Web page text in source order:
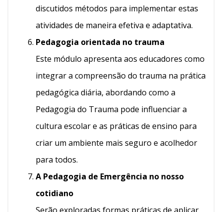
discutidos métodos para implementar estas
atividades de maneira efetiva e adaptativa.
Pedagogia orientada no trauma
Este módulo apresenta aos educadores como
integrar a compreensão do trauma na prática
pedagógica diária, abordando como a
Pedagogia do Trauma pode influenciar a
cultura escolar e as práticas de ensino para
criar um ambiente mais seguro e acolhedor
para todos.
A Pedagogia de Emergência no nosso
cotidiano